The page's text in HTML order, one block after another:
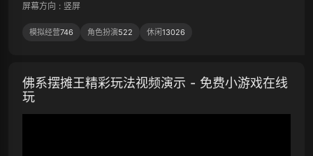
屏幕方向 : 竖屏
模拟经营746 角色扮演522 休闲13026
佛系摆摊王精彩玩法视频演示 - 免费小游戏在线
玩